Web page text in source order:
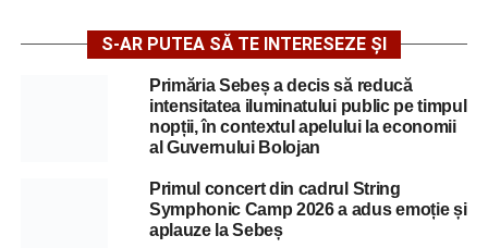
S-AR PUTEA SĂ TE INTERESEZE ȘI
Primăria Sebeș a decis să reducă
intensitatea iluminatului public pe timpul
nopții, în contextul apelului la economii
al Guvernului Bolojan
Primul concert din cadrul String
Symphonic Camp 2026 a adus emoție și
aplauze la Sebeș